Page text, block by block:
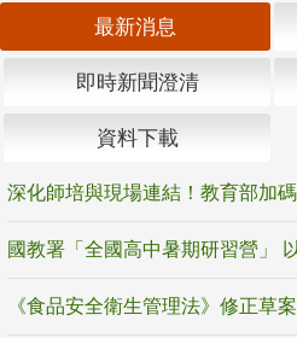
最新消息
即時新聞澄清
資料下載
《食品安全衛生管理法》修正草案